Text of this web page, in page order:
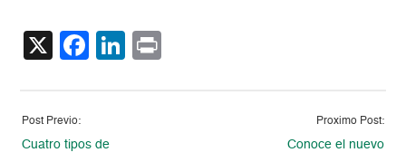
X Facebook
LinkedIn
Post Previo:
Cuatro tipos de
Proximo Post:
Conoce el nuevo